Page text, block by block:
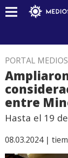
PORTAL
entre
Hasta el 19
08.03.2024 |